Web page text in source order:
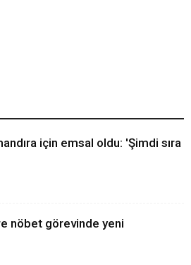
için emsal oldu: 'Şimdi sıra
nöbet görevinde yeni